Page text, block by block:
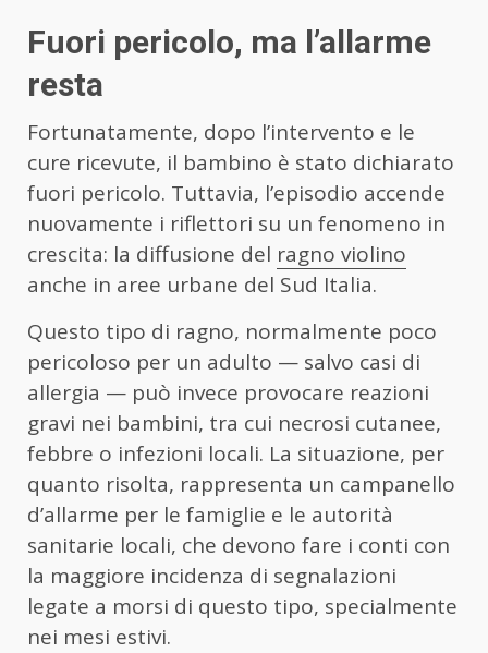
Fuori pericolo, ma l’allarme
resta
Fortunatamente, dopo l’intervento e le
cure ricevute, il bambino è stato dichiarato
fuori pericolo. Tuttavia, l’episodio accende
nuovamente i riflettori su un fenomeno in
crescita: la diffusione del ragno violino
anche in aree urbane del Sud Italia.
Questo tipo di ragno, normalmente poco
pericoloso per un adulto — salvo casi di
allergia — può invece provocare reazioni
gravi nei bambini, tra cui necrosi cutanee,
febbre o infezioni locali. La situazione, per
quanto risolta, rappresenta un campanello
d’allarme per le famiglie e le autorità
sanitarie locali, che devono fare i conti con
la maggiore incidenza di segnalazioni
legate a morsi di questo tipo, specialmente
nei mesi estivi.